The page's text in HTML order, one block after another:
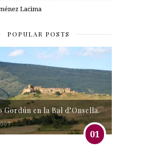
Lacima
POPULAR POSTS
Gordún en la Bal d’Onsella.
01